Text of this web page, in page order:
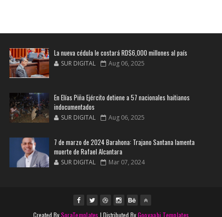
La nueva cédula le costará RD$6,000 millones al país
SUR DIGITAL Aug 06, 2025
En Elías Piña Ejército detiene a 57 nacionales haitianos
indocumentados
SUR DIGITAL Aug 06, 2025
7 de marzo de 2024 Barahona: Trajano Santana lamenta
muerte de Rafael Alcantara
SUR DIGITAL Mar 07, 2024
Created BySoraTemplates | Distributed ByGooyaabi Templates